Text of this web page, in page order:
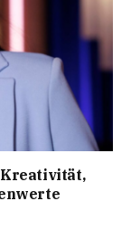
Kreativität,